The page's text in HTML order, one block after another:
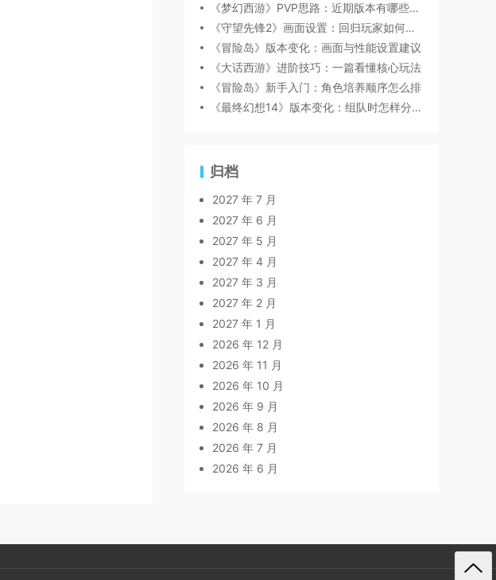
《梦幻西游》PVP思路：近期版本有哪些变化值得关注
《守望先锋2》画面设置：回归玩家如何快速跟上节奏
《冒险岛》版本变化：画面与性能设置建议
《大话西游》进阶技巧：一篇看懂核心玩法
《冒险岛》新手入门：角色培养顺序怎么排
《最终幻想14》版本变化：组队时怎样分工更顺畅
归档
2027 年 7 月
2027 年 6 月
2027 年 5 月
2027 年 4 月
2027 年 3 月
2027 年 2 月
2027 年 1 月
2026 年 12 月
2026 年 11 月
2026 年 10 月
2026 年 9 月
2026 年 8 月
2026 年 7 月
2026 年 6 月